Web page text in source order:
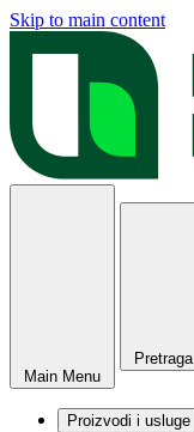
Skip to main content
Main Menu
Pretraga
Proizvodi i usluge